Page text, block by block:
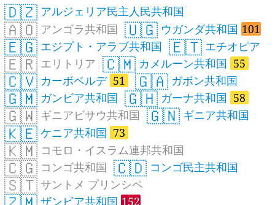
🇩🇿 アルジェリア民主人民共和国
🇦🇴 アンゴラ共和国 🇺🇬 ウガンダ共和国 101
🇪🇬 エジプト・アラブ共和国 🇪🇹 エチオピア
🇪🇷 エリトリア 🇨🇲 カメルーン共和国 55
🇨🇻 カーボベルデ 51 🇬🇦 ガボン共和国
🇬🇲 ガンビア共和国 🇬🇭 ガーナ共和国 58
🇬🇼 ギニアビサウ共和国 🇬🇳 ギニア共和国
🇰🇪 ケニア共和国 73
🇰🇲 コモロ・イスラム連邦共和国
🇨🇬 コンゴ共和国 🇨🇩 コンゴ民主共和国
🇸🇹 サントメ プリンシペ
ザンビア共和国 152